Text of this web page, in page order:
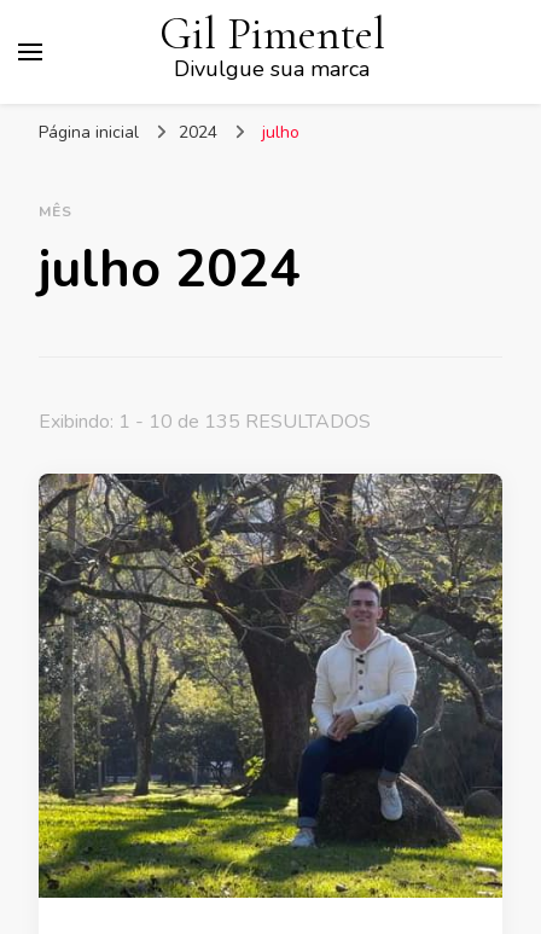
Gil Pimentel
Divulgue sua marca
Página inicial 2024 julho
MÊS
julho 2024
Exibindo: 1 - 10 de 135 RESULTADOS